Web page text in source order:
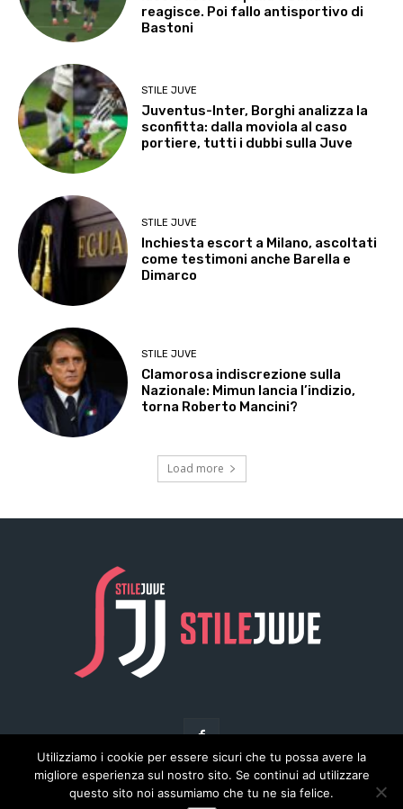
Utilizziamo i cookie per essere sicuri che tu possa avere la
migliore esperienza sul nostro sito. Se continui ad utilizzare
questo sito noi assumiamo che tu ne sia felice.